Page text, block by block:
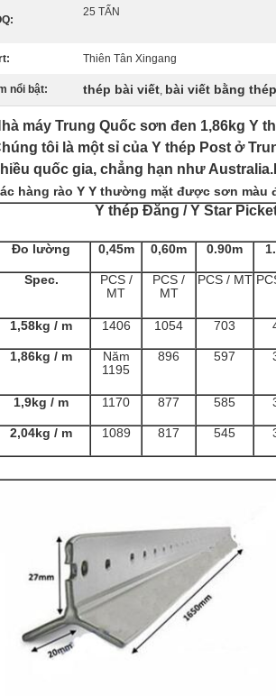
25 TẤN
Thiên Tân Xingang
nổi bật: thép bài viết, bài viết bằng
máy Trung Quốc sơn đen 1,86kg Y
tôi là một sỉ của Y thép Post ở
quốc gia, chẳng hạn như
hàng rào Y Y thường mặt được sơn màu
Y thép Đăng / Y Star
Đo lường 0,45m 0,60m 0.90m
Spec.
PCS /
MT
PCS /
MT
PCS / MT
1,58kg / m 1406 1054 703
1,86kg / m
Năm
1195
896 597
1,9kg / m 1170 877 585
2,04kg / m 1089 817 545